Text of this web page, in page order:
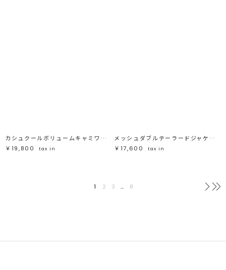
カシュクールボリュームキャミワンピース
￥19,800
tax in
メッシュダブルテーラードジャケット
￥17,600
tax in
1 2 3 … 8 次へ